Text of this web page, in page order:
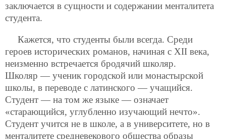
заключается в сущности и содержании менталитета
студента.
Кажется, что студенты были всегда. Среди
героев исторических романов, начиная с ХII века,
неизменно встречается бродячий школяр.
Школяр — ученик городской или монастырской
школы, в переводе с латинского — учащийся.
Студент — на том же языке — означает
«старающийся, углубленно изучающий нечто».
Студент учится не в школе, а в университете, но в
менталитете средневекового общества образы